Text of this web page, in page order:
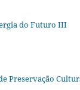
do Futuro III
Preservação